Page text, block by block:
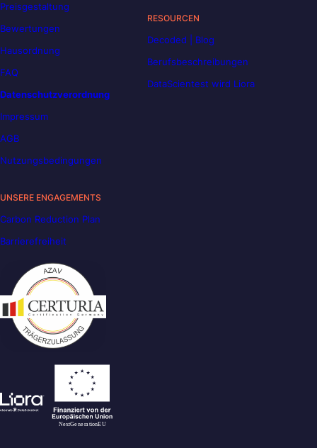
Preisgestaltung
Bewertungen
Hausordnung
FAQ
Datenschutzverordnung
Impressum
AGB
Nutzungsbedingungen
RESOURCEN
Decoded | Blog
Berufsbeschreibungen
DataScientest wird Liora
UNSERE ENGAGEMENTS
Carbon Reduction Plan
Barrierefreiheit